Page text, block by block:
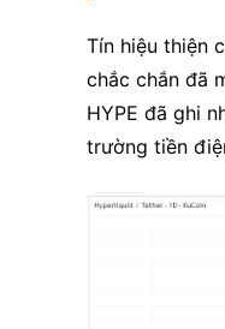
Tín hiệu thiện
chắc chắn đã
HYPE đã ghi
trường tiền